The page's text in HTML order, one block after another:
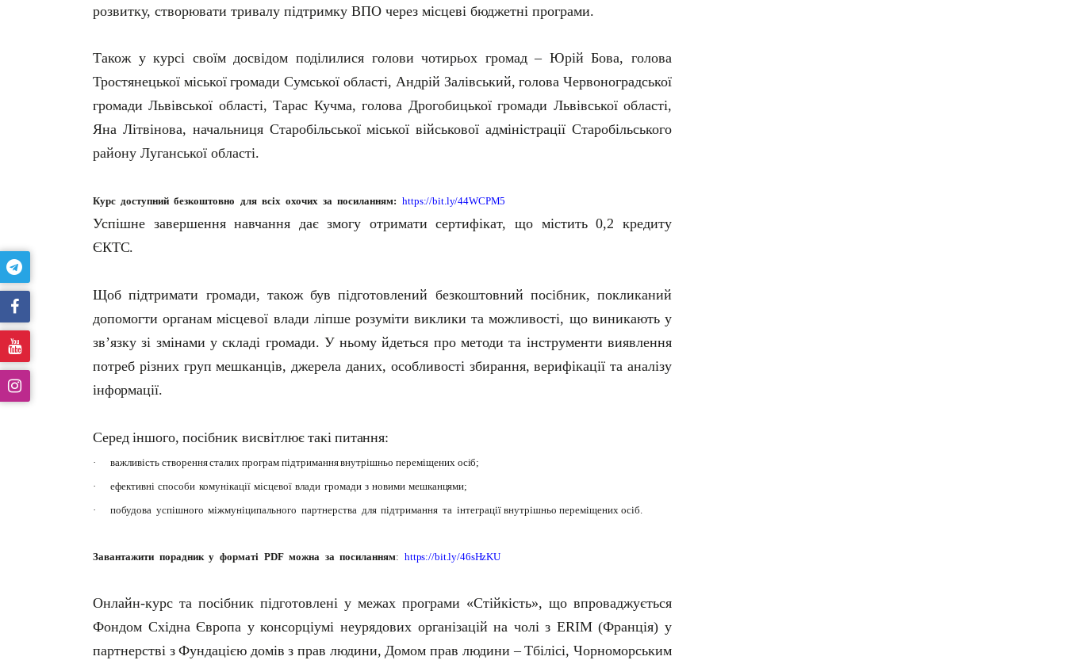
розвитку, створювати тривалу підтримку ВПО через місцеві бюджетні програми.
Також у курсі своїм досвідом поділилися голови чотирьох громад – Юрій Бова, голова
Тростянецької міської громади Сумської області, Андрій Залівський, голова Червоноградської
громади Львівської області, Тарас Кучма, голова Дрогобицької громади Львівської області,
Яна Літвінова, начальниця Старобільської міської військової адміністрації Старобільського
району Луганської області.
Курс доступний безкоштовно для всіх охочих за посиланням: https://bit.ly/44WCPM5
Успішне завершення навчання дає змогу отримати сертифікат, що містить 0,2 кредиту
ЄКТС.
Щоб підтримати громади, також був підготовлений безкоштовний посібник, покликаний
допомогти органам місцевої влади ліпше розуміти виклики та можливості, що виникають у
зв’язку зі змінами у складі громади. У ньому йдеться про методи та інструменти виявлення
потреб різних груп мешканців, джерела даних, особливості збирання, верифікації та аналізу
інформації.
Серед іншого, посібник висвітлює такі питання:
· важливість створеннясталих програм підтриманнявнутрішньо переміщених осіб;
·
ефективні способи комунікації місцевої влади громади з новими мешканцями;
·
побудова успішного міжмуніципального партнерства для підтримання та інтеграції внутрішньо переміщених осіб.
Завантажити порадник у форматі PDF можна за посиланням: https://bit.ly/46sHzKU
Онлайн-курс та посібник підготовлені у межах програми «Стійкість», що впроваджується
Фондом Східна Європа у консорціумі неурядових організацій на чолі з ERIM (Франція) у
партнерстві з Фундацією домів з прав людини, Домом прав людини – Тбілісі, Чорноморським